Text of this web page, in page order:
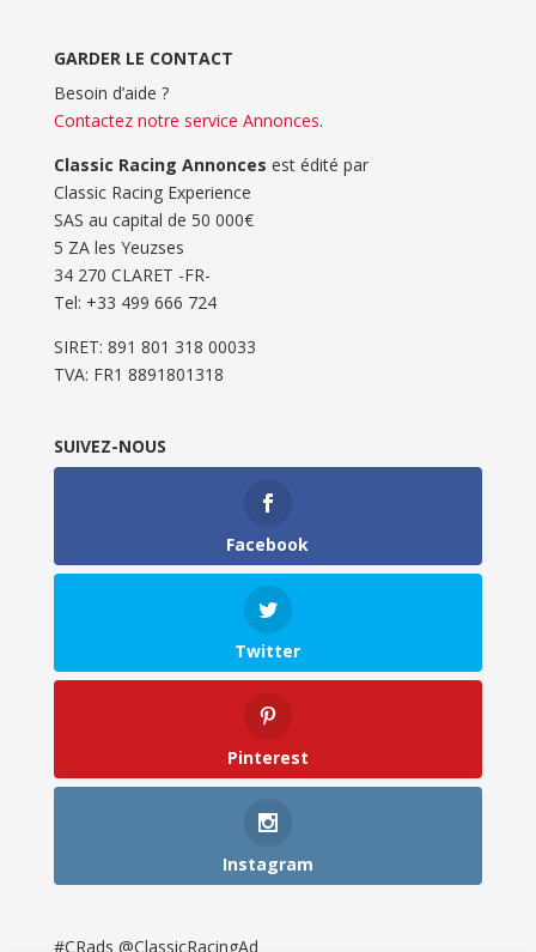
GARDER LE CONTACT
Besoin d’aide ?
Contactez notre service Annonces.
Classic Racing Annonces est édité par
Classic Racing Experience
SAS au capital de 50 000€
5 ZA les Yeuzses
34 270 CLARET -FR-
Tel: ‭+33 499 666 724‬
SIRET: 891 801 318 00033
TVA: FR1 8891801318
SUIVEZ-NOUS
Facebook
Twitter
Pinterest
Instagram
#CRads @ClassicRacingAd